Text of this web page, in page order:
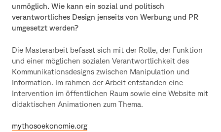
unmöglich. Wie kann ein sozial und politisch
verantwortliches Design jenseits von Werbung und PR
umgesetzt werden?
Die Masterarbeit befasst sich mit der Rolle, der Funktion
und einer möglichen sozialen Verantwortlichkeit des
Kommunikationsdesigns zwischen Manipulation und
Information. Im rahmen der Arbeit entstanden eine
Intervention im öffentlichen Raum sowie eine Website mit
didaktischen Animationen zum Thema.
mythosoekonomie.org